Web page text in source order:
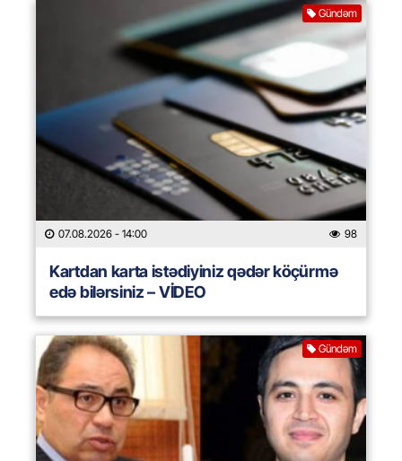
Gündəm
07.08.2026 - 14:00 98
Kartdan karta istədiyiniz qədər köçürmə
edə bilərsiniz – VİDEO
Gündəm